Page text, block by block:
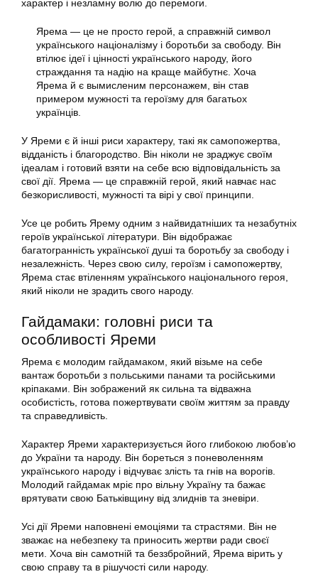
характер і незламну волю до перемоги.
Ярема — це не просто герой, а справжній символ
українського націоналізму і боротьби за свободу. Він
втілює ідеї і цінності українського народу, його
страждання та надію на краще майбутнє. Хоча
Ярема й є вымисленим персонажем, він став
примером мужності та героїзму для багатьох
українців.
У Яреми є й інші риси характеру, такі як самопожертва,
відданість і благородство. Він ніколи не зраджує своїм
ідеалам і готовий взяти на себе всю відповідальність за
свої дії. Ярема — це справжній герой, який навчає нас
безкорисливості, мужності та вірі у свої принципи.
Усе це робить Ярему одним з найвидатніших та незабутніх
героїв української літератури. Він відображає
багатогранність української душі та боротьбу за свободу і
незалежність. Через свою силу, героїзм і самопожертву,
Ярема стає втіленням українського національного героя,
який ніколи не зрадить свого народу.
Гайдамаки: головні риси та
особливості Яреми
Ярема є молодим гайдамаком, який візьме на себе
вантаж боротьби з польськими панами та російськими
кріпаками. Він зображений як сильна та відважна
особистість, готова пожертвувати своїм життям за правду
та справедливість.
Характер Яреми характеризується його глибокою любов’ю
до України та народу. Він бореться з поневоленням
українського народу і відчуває злість та гнів на ворогів.
Молодий гайдамак мріє про вільну Україну та бажає
врятувати свою Батьківщину від злиднів та зневіри.
Усі дії Яреми наповнені емоціями та страстями. Він не
зважає на небезпеку та приносить жертви ради своєї
мети. Хоча він самотній та беззбройний, Ярема вірить у
свою справу та в рішучості сили народу.